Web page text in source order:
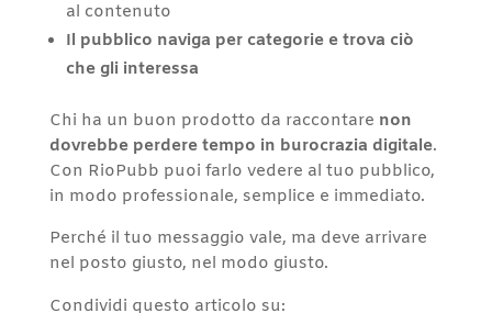
al contenuto
Il pubblico naviga per categorie e trova ciò
che gli interessa
Chi ha un buon prodotto da raccontare non
dovrebbe perdere tempo in burocrazia digitale.
Con RioPubb puoi farlo vedere al tuo pubblico,
in modo professionale, semplice e immediato.
Perché il tuo messaggio vale, ma deve arrivare
nel posto giusto, nel modo giusto.
Condividi questo articolo su: